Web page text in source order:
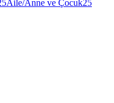
Aile/Anne ve Çocuk25